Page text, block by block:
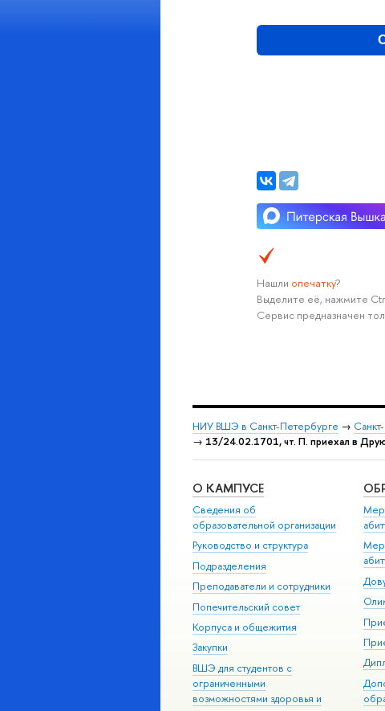
Нашли опечатку?
Выделите её, нажмите
Сервис предназначен
НИУ ВШЭ в Санкт-Петербурге →
→ 13/24.02.1701, чт. П. приехал в
О КАМПУСЕ
Сведения об
образовательной организации
Руководство и структура
Подразделения
Преподаватели и сотрудники
Попечительский совет
Корпуса и общежития
Закупки
ВШЭ для студентов с
ограниченными
возможностями здоровья и